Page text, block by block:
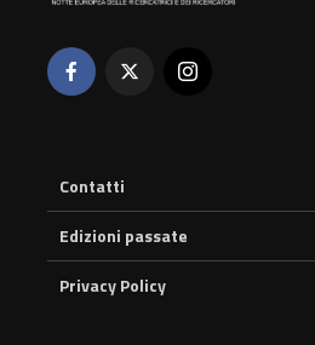
Contatti
Edizioni passate
Privacy Policy